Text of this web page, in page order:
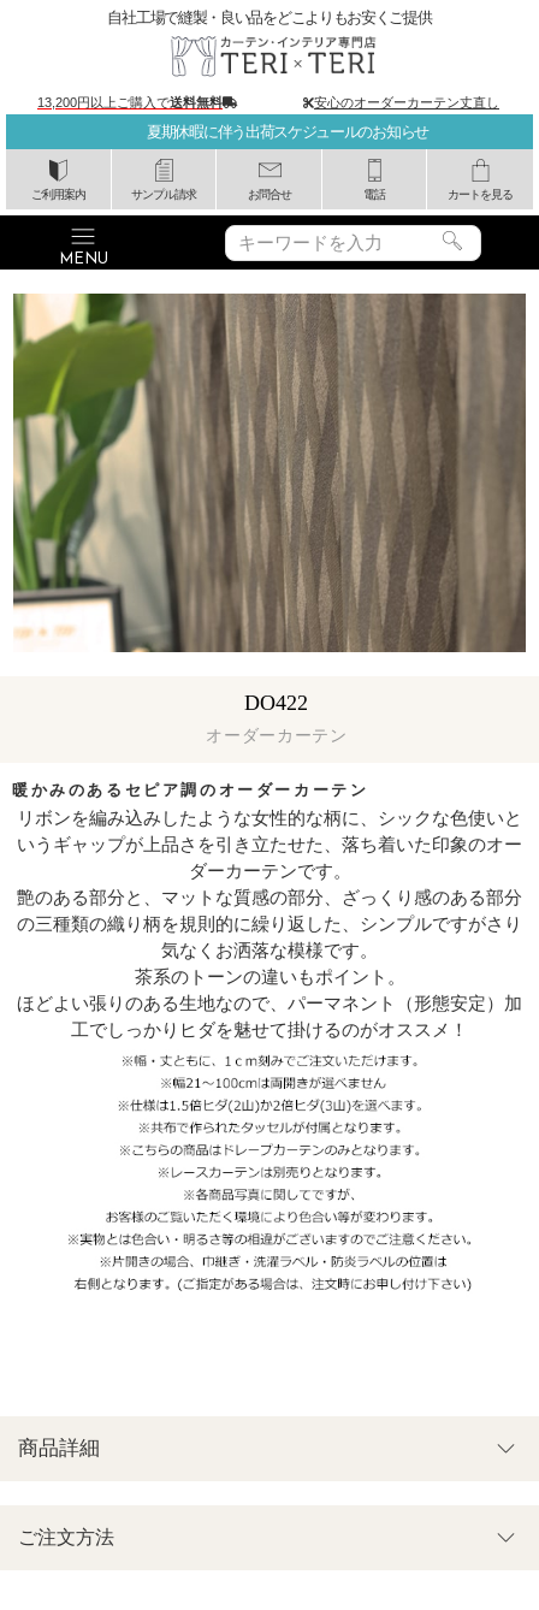
夏期休暇に伴う出荷スケジュールのお知らせ
ご利用案内 サンプル請求 お問合せ 電話 カートを見る
自社工場で縫製・良い品をどこよりもお安くご提供
13,200円以上ご購入で送料無料 安心のオーダーカーテン丈直し
暖かみのあるセピア調のオーダーカーテン
オーダーカーテン
DO422
リボンを編み込みしたような女性的な柄に、シックな色使いと
いうギャップが上品さを引き立たせた、落ち着いた印象のオー
ダーカーテンです。
艶のある部分と、マットな質感の部分、ざっくり感のある部分
の三種類の織り柄を規則的に繰り返した、シンプルですがさり
気なくお洒落な模様です。
茶系のトーンの違いもポイント。
ほどよい張りのある生地なので、パーマネント（形態安定）加
工でしっかりヒダを魅せて掛けるのがオススメ！
ご注文方法
商品詳細